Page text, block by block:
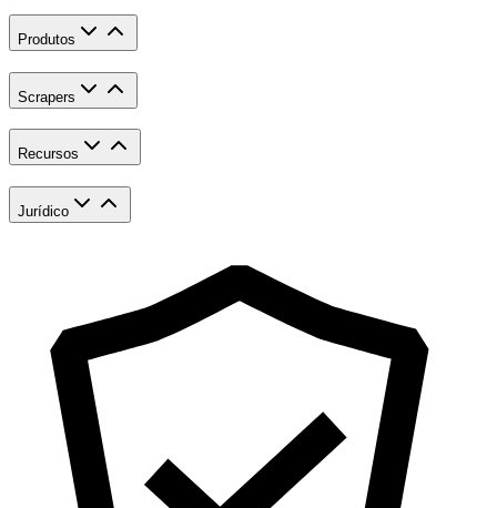
Produtos
Scrapers
Recursos
Jurídico